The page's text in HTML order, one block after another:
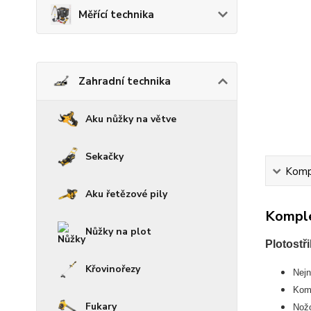
Měřící technika
Zahradní technika
Aku nůžky na větve
Sekačky
Aku řetězové pily
Nůžky na plot
Křovinořezy
Fukary